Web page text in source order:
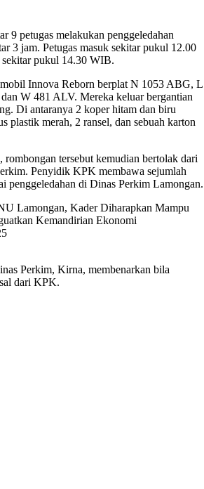
9 petugas melakukan penggeledahan
3 jam. Petugas masuk sekitar pukul 12.00
pukul 14.30 WIB.
Innova Reborn berplat N 1053 ABG, L
W 481 ALV. Mereka keluar bergantian
Di antaranya 2 koper hitam dan biru
plastik merah, 2 ransel, dan sebuah karton
rombongan tersebut kemudian bertolak dari
Penyidik KPK membawa sejumlah
penggeledahan di Dinas Perkim Lamongan.
Lamongan, Kader Diharapkan Mampu
Kemandirian Ekonomi
Perkim, Kirna, membenarkan bila
dari KPK.